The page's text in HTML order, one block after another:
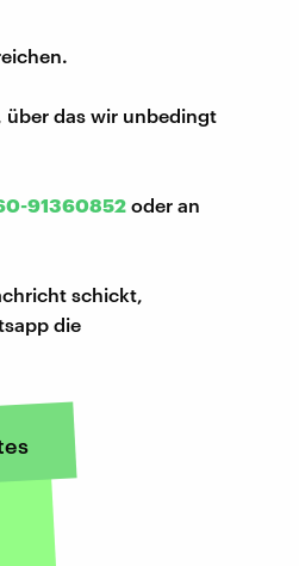
über das wir unbedingt
91360852 oder an
schickt,
die